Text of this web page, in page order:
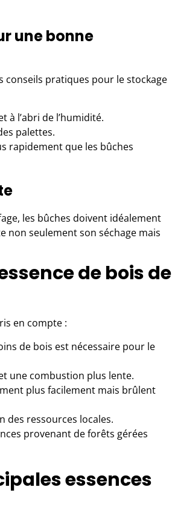
une bonne
conseils pratiques pour le stockage
à l’abri de l’humidité.
palettes.
rapidement que les bûches
les bûches doivent idéalement
non seulement son séchage mais
de bois de
en compte :
de bois est nécessaire pour le
une combustion plus lente.
plus facilement mais brûlent
des ressources locales.
provenant de forêts gérées
essences